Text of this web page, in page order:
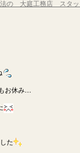
の 大庭工務店 スタ
お休み…
た